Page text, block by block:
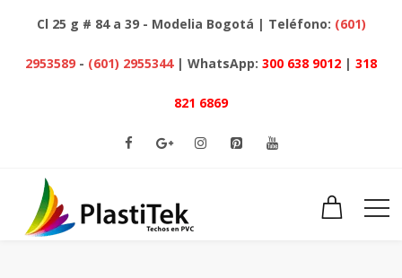
Cl 25 g # 84 a 39 - Modelia Bogotá | Teléfono: (601)
2953589 - (601) 2955344 | WhatsApp: 300 638 9012 | 318
821 6869